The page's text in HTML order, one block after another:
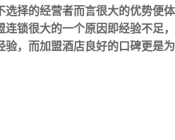
择的经营者而言很大的优势便
连锁很大的一个原因即经验不足
，而加盟酒店良好的口碑更是